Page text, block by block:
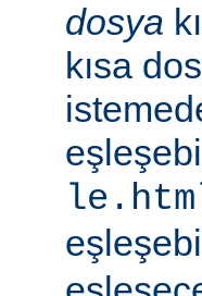
dosya
kısa